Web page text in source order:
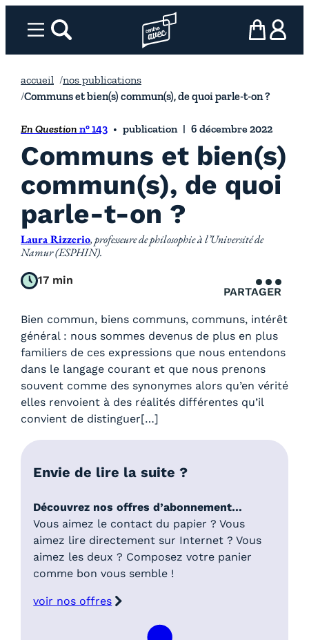
Menurechercher Page d’accueil l’association
mon panier
ma
accueil
nos publications
Communs et bien(s) commun(s), de quoi parle-t-on ?
En Question n° 143 publication 6 décembre 2022
Communs et bien(s)
commun(s), de quoi
parle-t-on ?
Laura Rizzerio, professeure de philosophie à l’Université de
Namur (ESPHIN).
17 min
PARTAGER
Bien commun, biens communs, communs, intérêt
général : nous sommes devenus de plus en plus
familiers de ces expressions que nous entendons
dans le langage courant et que nous prenons
souvent comme des synonymes alors qu’en vérité
elles renvoient à des réalités différentes qu’il
convient de distinguer[…]
Envie de lire la suite ?
Découvrez nos offres d’abonnement…
Vous aimez le contact du papier ? Vous
aimez lire directement sur Internet ? Vous
aimez les deux ? Composez votre panier
comme bon vous semble !
voir nos offres